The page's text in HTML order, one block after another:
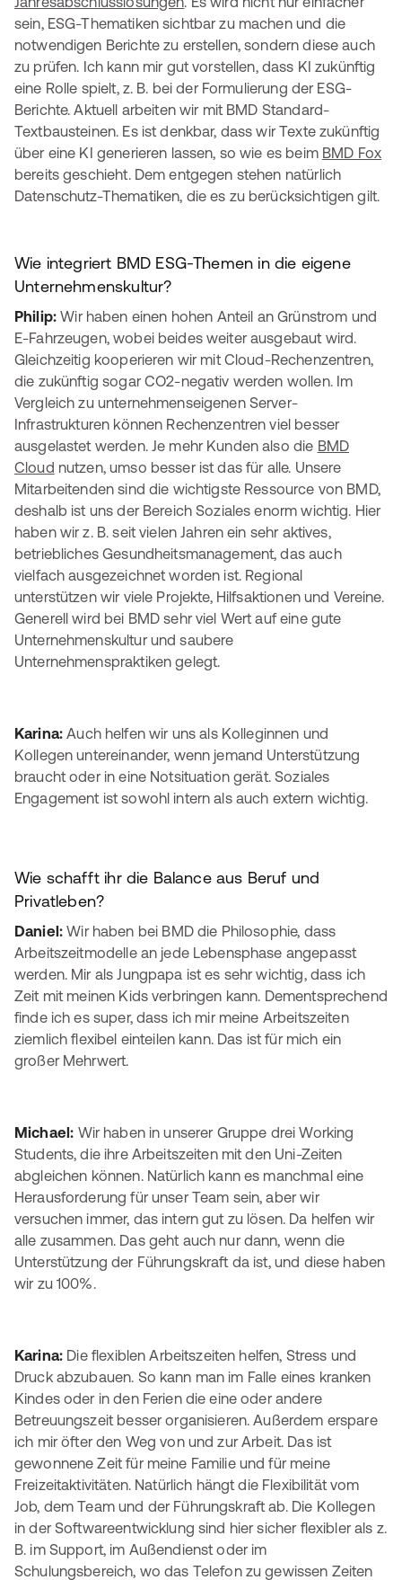
sein, ESG-Thematiken sichtbar zu machen und die
notwendigen Berichte zu erstellen, sondern diese auch
zu prüfen. Ich kann mir gut vorstellen, dass KI zukünftig
eine Rolle spielt, z. B. bei der Formulierung der ESG-
Berichte. Aktuell arbeiten wir mit BMD Standard-
Textbausteinen. Es ist denkbar, dass wir Texte zukünftig
über eine KI generieren lassen, so wie es beim BMD Fox
bereits geschieht. Dem entgegen stehen natürlich
Datenschutz-Thematiken, die es zu berücksichtigen gilt.
Wie integriert BMD ESG-Themen in die eigene
Unternehmenskultur?
Philip: Wir haben einen hohen Anteil an Grünstrom und
E-Fahrzeugen, wobei beides weiter ausgebaut wird.
Gleichzeitig kooperieren wir mit Cloud-Rechenzentren,
die zukünftig sogar CO2-negativ werden wollen. Im
Vergleich zu unternehmenseigenen Server-
Infrastrukturen können Rechenzentren viel besser
ausgelastet werden. Je mehr Kunden also die BMD
Cloud nutzen, umso besser ist das für alle. Unsere
Mitarbeitenden sind die wichtigste Ressource von BMD,
deshalb ist uns der Bereich Soziales enorm wichtig. Hier
haben wir z. B. seit vielen Jahren ein sehr aktives,
betriebliches Gesundheitsmanagement, das auch
vielfach ausgezeichnet worden ist. Regional
unterstützen wir viele Projekte, Hilfsaktionen und Vereine.
Generell wird bei BMD sehr viel Wert auf eine gute
Unternehmenskultur und saubere
Unternehmenspraktiken gelegt.
Karina: Auch helfen wir uns als Kolleginnen und
Kollegen untereinander, wenn jemand Unterstützung
braucht oder in eine Notsituation gerät. Soziales
Engagement ist sowohl intern als auch extern wichtig.
Wie schafft ihr die Balance aus Beruf und
Privatleben?
Daniel: Wir haben bei BMD die Philosophie, dass
Arbeitszeitmodelle an jede Lebensphase angepasst
werden. Mir als Jungpapa ist es sehr wichtig, dass ich
Zeit mit meinen Kids verbringen kann. Dementsprechend
finde ich es super, dass ich mir meine Arbeitszeiten
ziemlich flexibel einteilen kann. Das ist für mich ein
großer Mehrwert.
Michael: Wir haben in unserer Gruppe drei Working
Students, die ihre Arbeitszeiten mit den Uni-Zeiten
abgleichen können. Natürlich kann es manchmal eine
Herausforderung für unser Team sein, aber wir
versuchen immer, das intern gut zu lösen. Da helfen wir
alle zusammen. Das geht auch nur dann, wenn die
Unterstützung der Führungskraft da ist, und diese haben
wir zu 100%.
Karina: Die flexiblen Arbeitszeiten helfen, Stress und
Druck abzubauen. So kann man im Falle eines kranken
Kindes oder in den Ferien die eine oder andere
Betreuungszeit besser organisieren. Außerdem erspare
ich mir öfter den Weg von und zur Arbeit. Das ist
gewonnene Zeit für meine Familie und für meine
Freizeitaktivitäten. Natürlich hängt die Flexibilität vom
Job, dem Team und der Führungskraft ab. Die Kollegen
in der Softwareentwicklung sind hier sicher flexibler als z.
B. im Support, im Außendienst oder im
Schulungsbereich, wo das Telefon zu gewissen Zeiten